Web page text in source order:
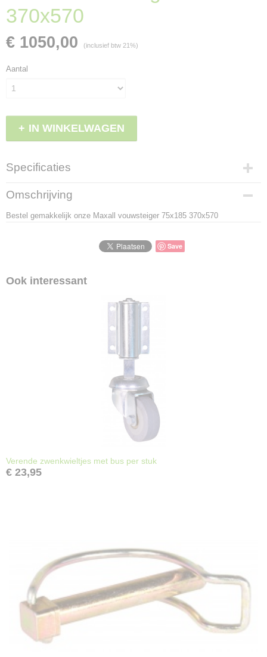
370x570
€ 1050,00 (inclusief btw 21%)
Aantal
IN WINKELWAGEN
Specificaties
Productcode
LBS - PJ25
EAN code
Omschrijving
Bestel gemakkelijk onze Maxall vouwsteiger 75x185 370x570
Save
Ook interessant
Verende zwenkwieltjes met bus per stuk
€ 23,95